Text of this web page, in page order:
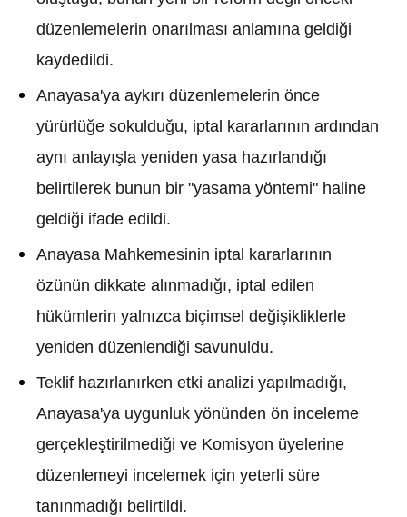
düzenlemelerin onarı lması anlamına geldiği
kaydedildi.
Anayasa'ya aykırı düzenlemelerin önce
yürürlüğe sokulduğu, iptal kararlarının ardından
aynı anlayış la yeniden yasa hazırlandığı
belirtilerek bunun bir "yasama yöntemi" haline
geldiği ifade edildi.
Anayasa Mahkemesinin iptal kararlarının
özünün dikkate al ınmadığı, iptal edilen
hükümlerin yalnızca biçimsel değişikliklerle
yeniden düzenlendiği savunuldu.
Teklif hazırlanırken etki analizi yapı lmadığı,
Anayasa'ya uygunluk yönünden ön inceleme
gerçekleştirilmediği ve Komisyon üyelerine
düzenlemeyi incelemek için yeterli süre
tanınmadığı belirtildi.